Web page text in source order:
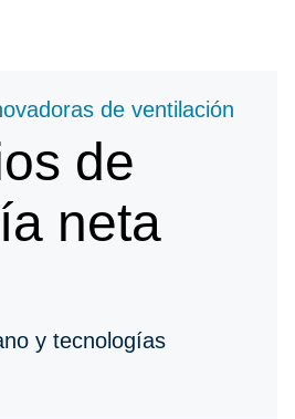
de
neta
y tecnologías
de ventilación